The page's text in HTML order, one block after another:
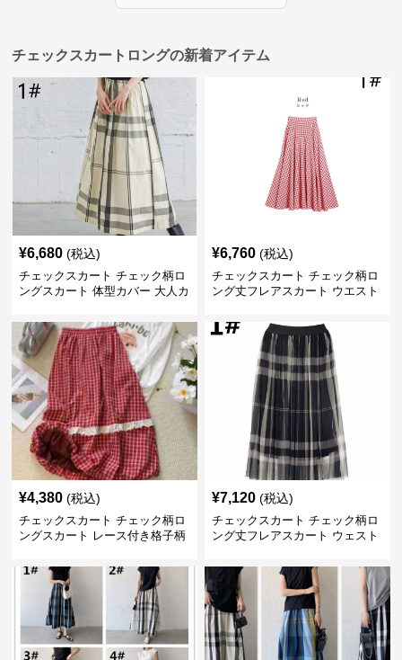
チェックスカートロングの新着アイテム
¥6,680 (税込)
チェックスカート チェック柄ロ
ングスカート 体型カバー 大人カ
¥6,760 (税込)
チェックスカート チェック柄ロ
ング丈フレアスカート ウエスト
¥4,380 (税込)
チェックスカート チェック柄ロ
ングスカート レース付き格子柄
¥7,120 (税込)
チェックスカート チェック柄ロ
ング丈フレアスカート ウェスト